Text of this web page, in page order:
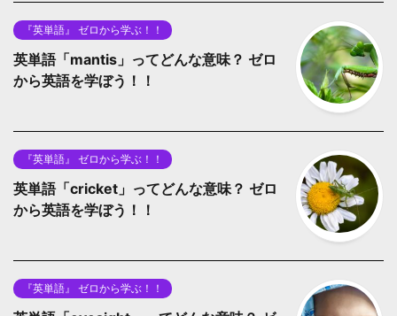
『英単語』 ゼロから学ぶ！！
英単語「mantis」ってどんな意味？ ゼロ
から英語を学ぼう！！
『英単語』 ゼロから学ぶ！！
英単語「cricket」ってどんな意味？ ゼロ
から英語を学ぼう！！
『英単語』 ゼロから学ぶ！！